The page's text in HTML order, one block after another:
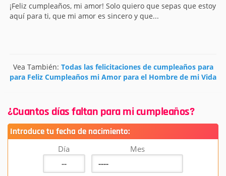
¡Feliz cumpleaños, mi amor! Solo quiero que sepas que estoy
aquí para ti, que mi amor es sincero y que...
Vea También: Todas las felicitaciones de cumpleaños para
para Feliz Cumpleaños mi Amor para el Hombre de mi Vida
¿Cuantos días faltan para mi cumpleaños?
Introduce tu fecha de nacimiento:
Día Mes